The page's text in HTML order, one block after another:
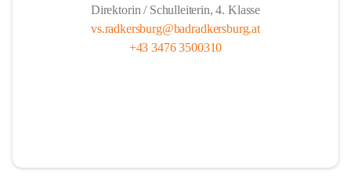
Es besteht für gemeldete Kinder Anwesenheitspflicht bis
16.00. Seit 1. September 2017 gibt es aber die gesetzliche
Klausel, dass auf Verlangen der Eltern die SchülerInnen
Direktorin / Schulleiterin, 4. Klasse
vs.radkersburg@badradkersburg.at
+43 3476 3500310